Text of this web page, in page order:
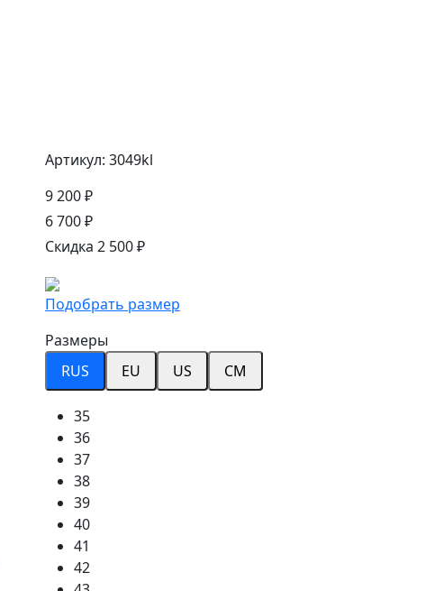
Артикул: 3049kl
9 200 ₽
6 700 ₽
Скидка 2 500 ₽
Подобрать размер
Размеры
RUS
EU US CM
35
36
37
38
39
40
41
42